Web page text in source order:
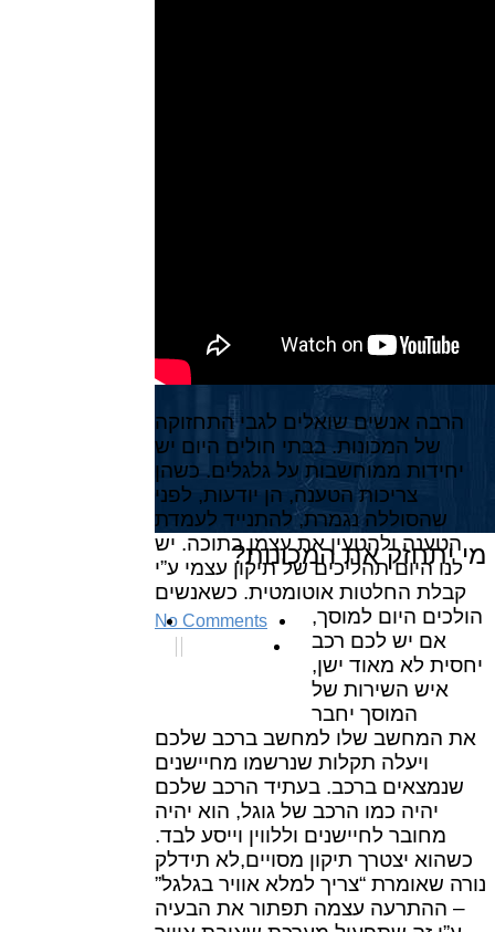
מי יתחזק את המכונות?
No Comments
הרבה אנשים שואלים לגבי התחזוקה
של המכונות. בבתי חולים היום יש
יחידות ממוחשבות על גלגלים. כשהן
צריכות הטענה, הן יודעות, לפני
שהסוללה נגמרת, להתנייד לעמדת
הטענה ולהטעין את עצמן בתוכה. יש
לנו היום תהליכים של תיקון עצמי ע”י
קבלת החלטות אוטומטית. כשאנשים
הולכים היום למוסך,
אם יש לכם רכב
יחסית לא מאוד ישן,
איש השירות של
המוסך יחבר
את המחשב שלו למחשב ברכב שלכם
ויעלה תקלות שנרשמו מחיישנים
שנמצאים ברכב. בעתיד הרכב שלכם
יהיה כמו הרכב של גוגל, הוא יהיה
מחובר לחיישנים וללווין וייסע לבד.
כשהוא יצטרך תיקון מסויים,לא תידלק
נורה שאומרת “צריך למלא אוויר בגלגל”
– ההתרעה עצמה תפתור את הבעיה